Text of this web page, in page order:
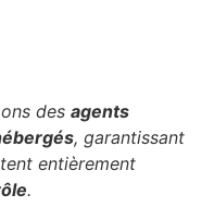
des agents
, garantissant
entièrement
.